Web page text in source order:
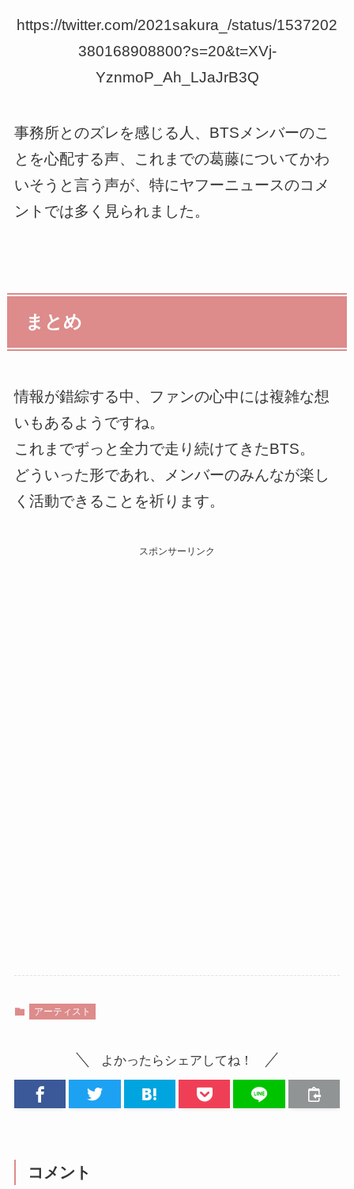
https://twitter.com/2021sakura_/status/1537202
380168908800?s=20&t=XVj-
YznmoP_Ah_LJaJrB3Q
事務所とのズレを感じる人、BTSメンバーのこ
とを心配する声、これまでの葛藤についてかわ
いそうと言う声が、特にヤフーニュースのコメ
ントでは多く見られました。
まとめ
情報が錯綜する中、ファンの心中には複雑な想
いもあるようですね。
これまでずっと全力で走り続けてきたBTS。
どういった形であれ、メンバーのみんなが楽し
く活動できることを祈ります。
スポンサーリンク
アーティスト
よかったらシェアしてね！
コメント